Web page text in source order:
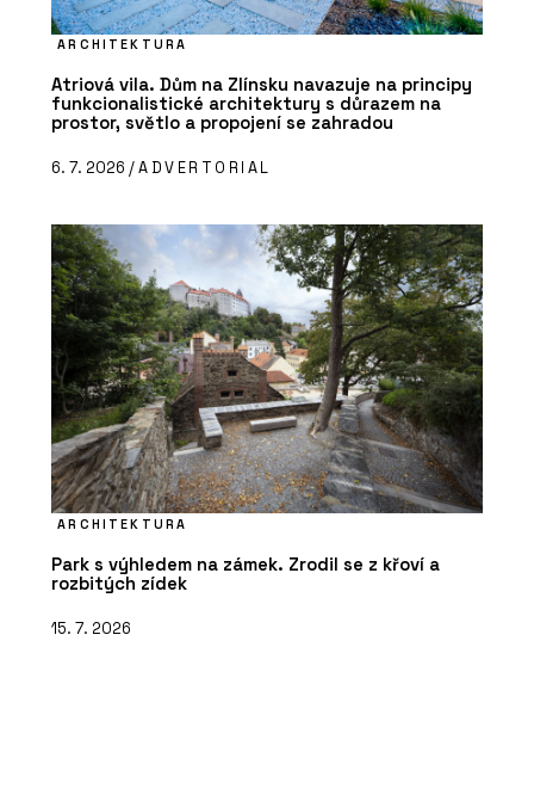
ARCHITEKTURA
Atriová vila. Dům na Zlínsku navazuje na principy
funkcionalistické architektury s důrazem na
prostor, světlo a propojení se zahradou
6. 7. 2026 /ADVERTORIAL
ARCHITEKTURA
Park s výhledem na zámek. Zrodil se z křoví a
rozbitých zídek
15. 7. 2026